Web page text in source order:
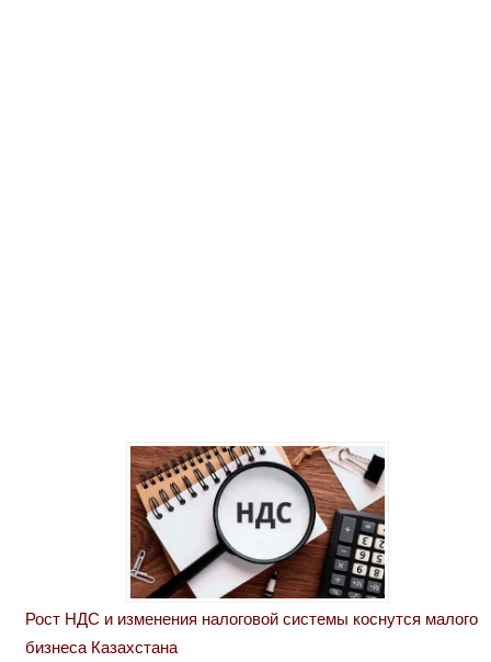
Рост НДС и изменения налоговой системы коснутся малого
бизнеса Казахстана